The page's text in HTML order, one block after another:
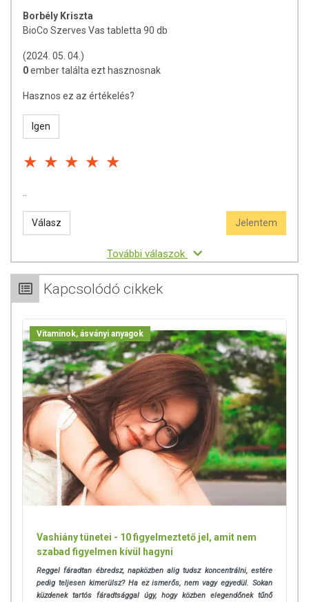
Borbély Kriszta
BioCo Szerves Vas tabletta 90 db
(2024. 05. 04.)
0ember találta ezt hasznosnak
Hasznos ez az értékelés?
Igen
Válasz Jelentem
További válaszok
Kapcsolódó cikkek
Vitaminok, ásványi anyagok
Vashiány tünetei - 10 figyelmeztető jel, amit nem
szabad figyelmen kívül hagyni
Reggel fáradtan ébredsz, napközben alig tudsz koncentrálni, estére
pedig teljesen kimerülsz? Ha ez ismerős, nem vagy egyedül. Sokan
küzdenek tartós fáradtsággal úgy, hogy közben elegendőnek tűnő